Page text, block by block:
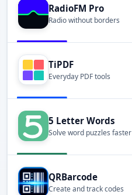
RadioFM Pro
Radio without borders
TiPDF
Everyday PDF tools
5 Letter Words
Solve word puzzles faster
QRBarcode
Create and track codes